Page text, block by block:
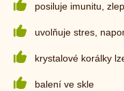
posiluje imunitu,
uvolňuje stres,
krystalové korálky
balení ve skle